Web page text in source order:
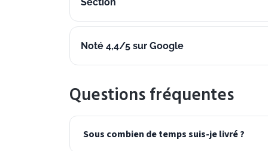
Noté 4,4/5 sur Google
Questions fréquentes
Sous combien de temps suis-je livré ?